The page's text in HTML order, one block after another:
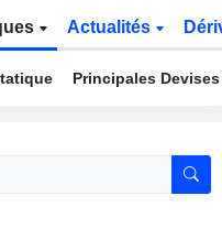
Actualités
Principales Devises